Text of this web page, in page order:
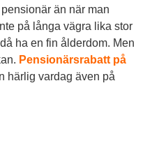
än när man
på långa vägra lika stor
ha en fin ålderdom. Men
Pensionärsrabatt på
härlig vardag även på